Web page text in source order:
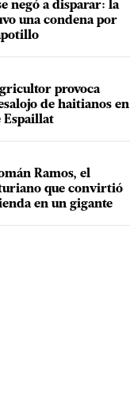
negó a disparar: la
una condena por
provoca
de haitianos en
Espaillat
Ramos, el
que convirtió
en un gigante